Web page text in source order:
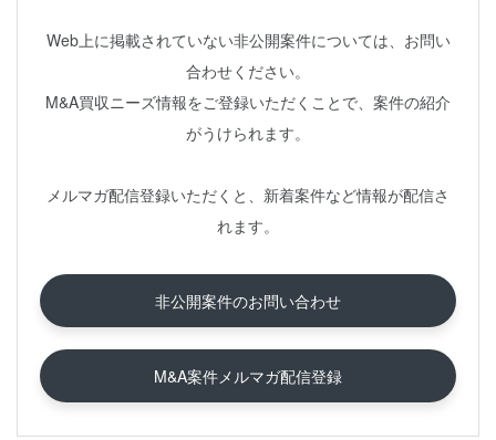
Web上に掲載されていない非公開案件については、お問い
合わせください。
M&A買収ニーズ情報をご登録いただくことで、案件の紹介
がうけられます。
メルマガ配信登録いただくと、新着案件など情報が配信さ
れます。
非公開案件のお問い合わせ
M&A案件メルマガ配信登録